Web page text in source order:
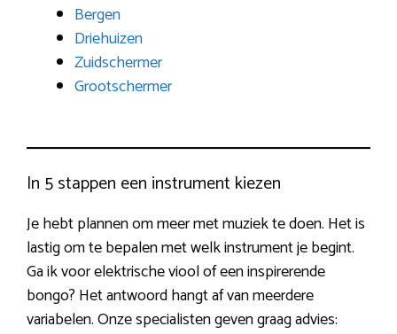
Bergen
Driehuizen
Zuidschermer
Grootschermer
In 5 stappen een instrument kiezen
Je hebt plannen om meer met muziek te doen. Het is
lastig om te bepalen met welk instrument je begint.
Ga ik voor elektrische viool of een inspirerende
bongo? Het antwoord hangt af van meerdere
variabelen. Onze specialisten geven graag advies: